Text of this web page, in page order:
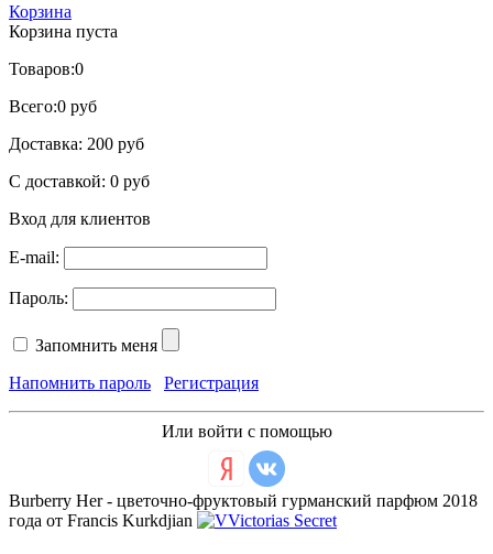
Корзина
Корзина пуста
Товаров:0
Всего:0 руб
Доставка: 200 руб
С доставкой: 0 руб
Вход для клиентов
E-mail:
Пароль:
Запомнить меня
Напомнить пароль
Регистрация
Или войти с помощью
Burberry Her - цветочно-фруктовый гурманский парфюм 2018
года от Francis Kurkdjian